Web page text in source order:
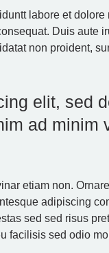
labore et
Duis aute
non proident,
elit, sed
ad minim
etiam non.
adipiscing
sed sed risus
facilisis sed odio